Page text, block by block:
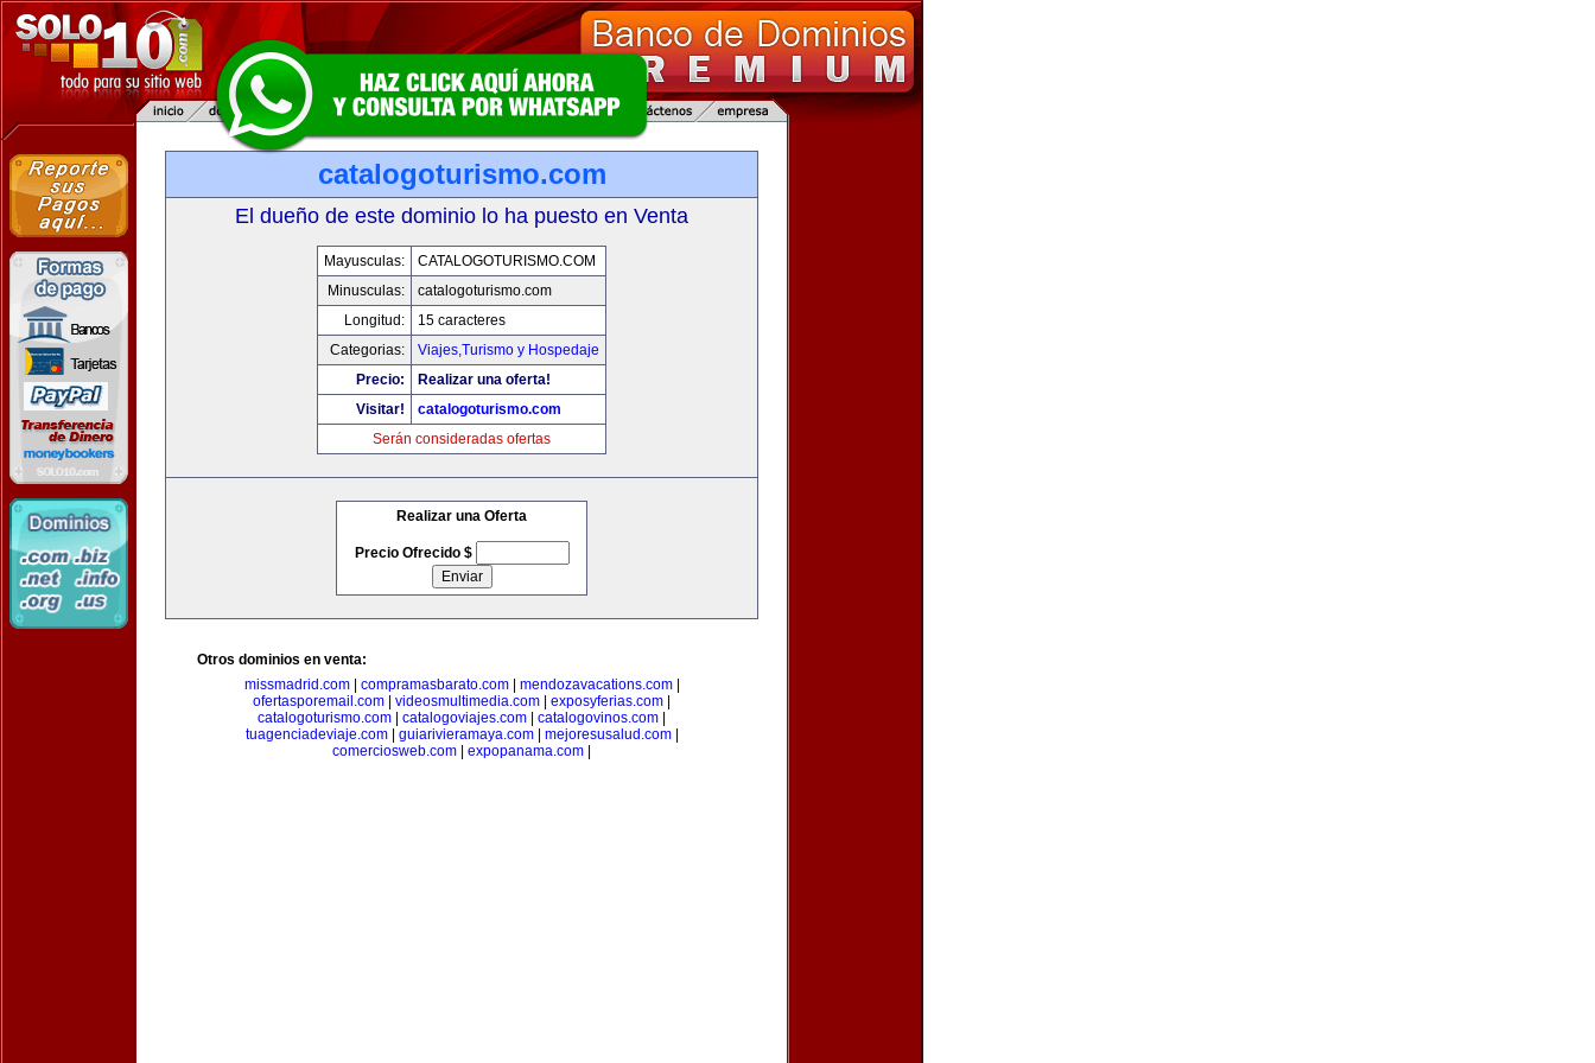
catalogoturismo.com
El dueño de este dominio lo ha puesto en Venta
Mayusculas:
CATALOGOTURISMO.COM
Minusculas:
catalogoturismo.com
Longitud:
15 caracteres
Categorias:
Viajes,Turismo y Hospedaje
Precio:
Realizar una oferta!
Visitar!
catalogoturismo.com
Serán consideradas ofertas
Realizar una Oferta
Precio Ofrecido $
Otros dominios en venta:
missmadrid.com| compramasbarato.com| mendozavacations.com|
ofertasporemail.com
videosmultimedia.com exposyferias.com
catalogoturismo.com
catalogoviajes.com catalogovinos.com
tuagenciadeviaje.com| guiarivieramaya.com| mejoresusalud.com|
comerciosweb.com
expopanama.com